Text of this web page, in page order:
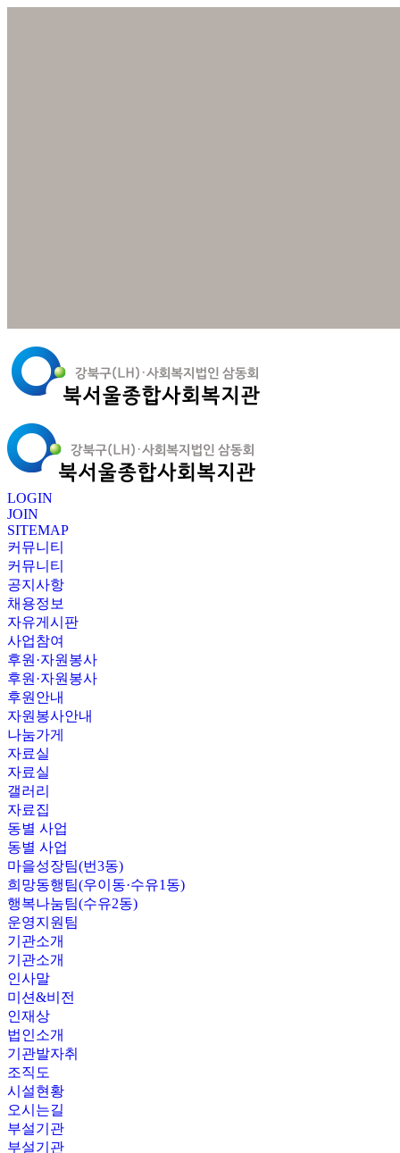
LOGIN
JOIN
SITEMAP
커뮤니티
커뮤니티
공지사항
채용정보
자유게시판
사업참여
후원·자원봉사
후원·자원봉사
후원안내
자원봉사안내
나눔가게
자료실
자료실
갤러리
자료집
동별 사업
동별 사업
마을성장팀(번3동)
희망동행팀(우이동·수유1동)
행복나눔팀(수유2동)
운영지원팀
기관소개
기관소개
인사말
미션&비전
인재상
법인소개
기관발자취
조직도
시설현황
오시는길
부설기관
부설기관